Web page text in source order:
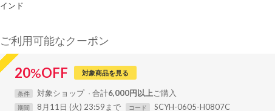
インド
ご利用可能なクーポン
20%OFF 対象商品を見る
条件 対象ショップ 合計6,000円以上
期間 8月11日 (火) 23:59まで コード SCYH-0605-H0807C